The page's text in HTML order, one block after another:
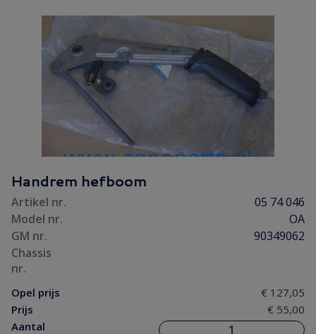
Handrem hefboom
Artikel nr.
05 74 046
Model nr.
OA
GM nr.
90349062
Chassis
nr.
Opel prijs
€ 127,05
Prijs
€ 55,00
Aantal